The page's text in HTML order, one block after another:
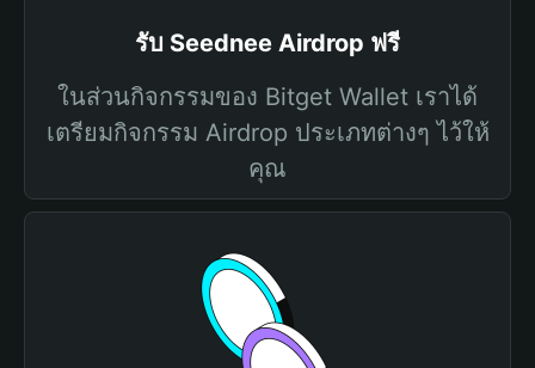
รับ Seednee Airdrop ฟรี
ในส่วนกิจกรรมของ Bitget Wallet เราได้
เตรียมกิจกรรม Airdrop ประเภทต่างๆ ไว้ให้
คุณ